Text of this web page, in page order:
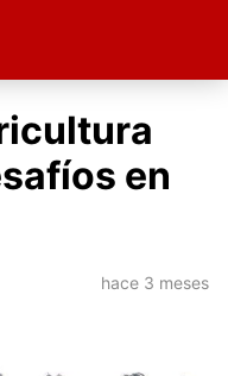
en
hace 3 meses